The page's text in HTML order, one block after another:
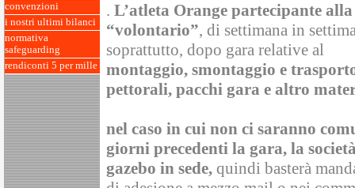
convenzioni
i nostri ultimi bilanci
normativa
safeguarding
rendiconti 5 per mille
. L’atleta Orange partecipante
“volontario”, di settimana in
soprattutto, dopo gara relative al
montaggio, smontaggio e
pettorali, pacchi gara e altro
nel caso in cui non ci saranno
giorni precedenti la gara, la
gazebo in sede, quindi basterà